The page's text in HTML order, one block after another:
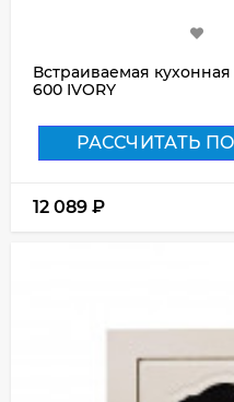
Встраиваемая
600 IVORY
РАССЧИТАТЬ
12 089 ₽